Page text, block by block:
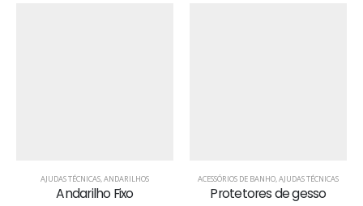
AJUDAS TÉCNICAS,ANDARILHOS
Andarilho Fixo
ACESSÓRIOS DE BANHO,AJUDAS TÉCNICAS
Protetores de gesso